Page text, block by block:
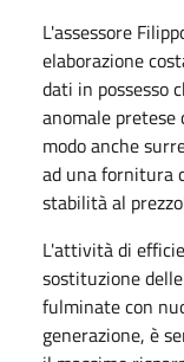
L'assessore
elaborazione
dati in possesso
anomale
modo anche
ad una fornitura
stabilità al
L'attività di
sostituzione
fulminate con
generazione, è